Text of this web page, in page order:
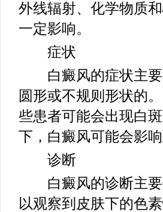
外线辐射、化学物质
一定影响。
症状
白癜风的症状主要
圆形或不规则形状的
些患者可能会出现白
下，白癜风可能会影
诊断
白癜风的诊断主要
以观察到皮肤下的色